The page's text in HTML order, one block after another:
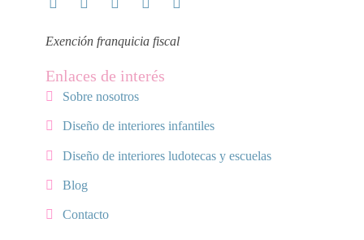
Exención franquicia fiscal
Enlaces de interés
Sobre nosotros
Diseño de interiores infantiles
Diseño de interiores ludotecas y escuelas
Blog
Contacto